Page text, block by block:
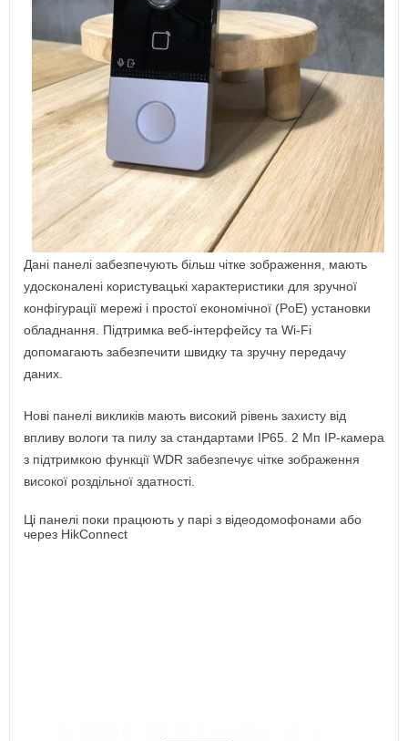
Дані панелі забезпечують більш чітке зображення, мають
удосконалені користувацькі характеристики для зручної
конфігурації мережі і простої економічної (PoE) установки
обладнання. Підтримка веб-інтерфейсу та Wi-Fi
допомагають забезпечити швидку та зручну передачу
даних.
Нові панелі викликів мають високий рівень захисту від
впливу вологи та пилу за стандартами IP65. 2 Мп IP-камера
з підтримкою функції WDR забезпечує чітке зображення
високої роздільної здатності.
Ці панелі поки працюють у парі з відеодомофонами або
через HikConnect